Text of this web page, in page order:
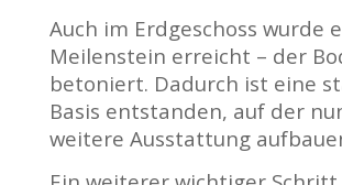
Auch im Erdgeschoss wurde
Meilenstein erreicht – der
betoniert. Dadurch ist eine
Basis entstanden, auf der
weitere Ausstattung